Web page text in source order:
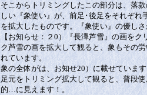
そこからトリミングしたこの部分は、落
しい『象使い』が、前足･後足をそれぞ
を拡大したものです。『象使い』の優し
【お知らせ：２0）『長澤芦雪』の画をク
ク芦雪の画を拡大して観ると、象もその
れています。
象の全体がは、お知せ20）に載せていま
足元をトリミング拡大して観ると、普段
的…に見えます！。